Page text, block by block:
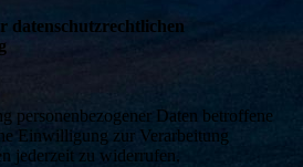
datenschutzrechtlichen
personenbezogener Daten betroffene
Einwilligung zur Verarbeitung
jederzeit zu widerrufen.